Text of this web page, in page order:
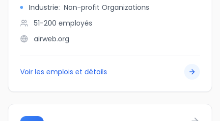
Industrie: Non-profit Organizations
51-200 employés
airweb.org
Voir les emplois et détails